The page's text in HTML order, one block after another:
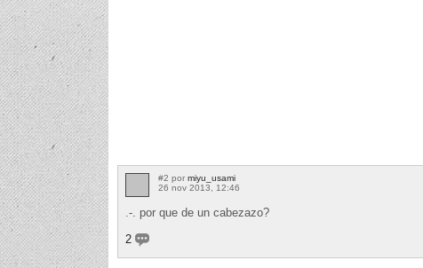
#2 por miyu_usami
26 nov 2013, 12:46
.-. por que de un cabezazo?
2